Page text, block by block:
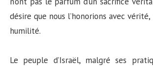
désire que nous l’honorions avec
humilité.
Le peuple d’Israël, malgré ses